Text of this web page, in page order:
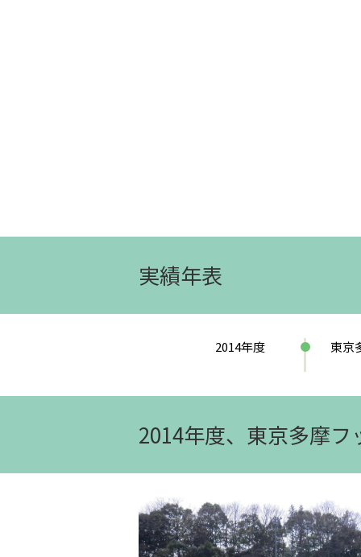
実績年表
2014年度 東京
2014年度、東京多摩